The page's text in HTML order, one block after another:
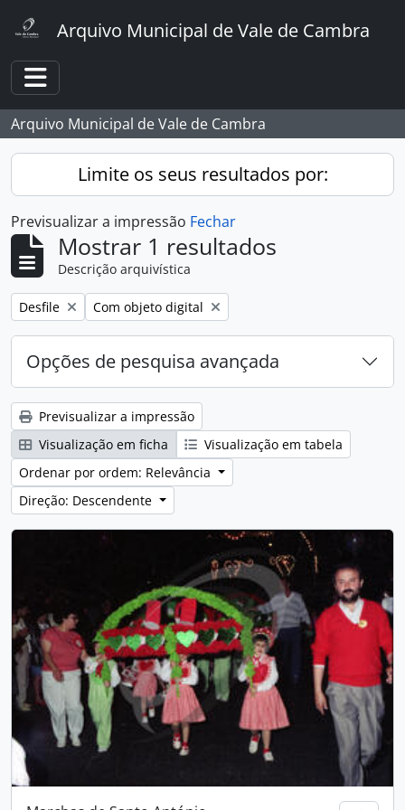
Arquivo Municipal de Vale de Cambra
Toggle navigation
Arquivo Municipal de Vale de Cambra
Limite os seus resultados por:
Previsualizar a impressão Fechar
Mostrar 1 resultados
Descrição arquivística
Remover filtro:
Desfile Remover filtro:
Com objeto digital
Opções de pesquisa avançada
Previsualizar a impressão
Visualização em ficha
Visualização em tabela
Ordenar por ordem: Relevância
Direção: Descendente